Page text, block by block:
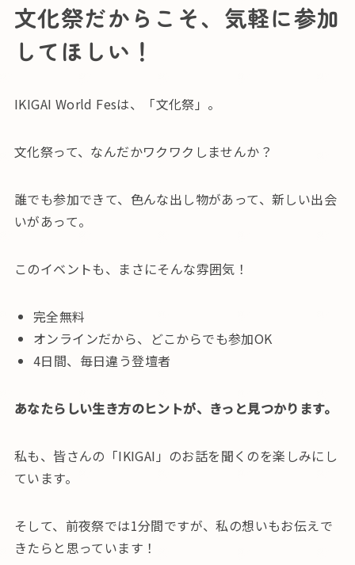
文化祭だからこそ、気軽に参加
してほしい！
IKIGAI World Fesは、「文化祭」。
文化祭って、なんだかワクワクしませんか？
誰でも参加できて、色んな出し物があって、新しい出会
いがあって。
このイベントも、まさにそんな雰囲気！
完全無料
オンラインだから、どこからでも参加OK
4日間、毎日違う登壇者
あなたらしい生き方のヒントが、きっと見つかります。
私も、皆さんの「IKIGAI」のお話を聞くのを楽しみにし
ています。
そして、前夜祭では1分間ですが、私の想いもお伝えで
きたらと思っています！